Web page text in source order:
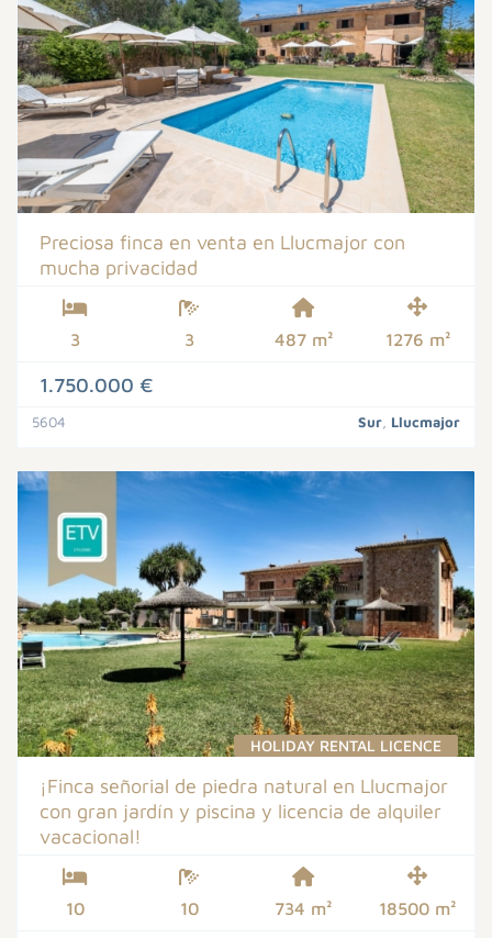
Preciosa finca en venta en Llucmajor con
mucha privacidad
3 3 487 m² 1276 m²
1.750.000 €
5604 Sur Llucmajor
HOLIDAY RENTAL LICENCE
¡Finca señorial de piedra natural en Llucmajor
con gran jardín y piscina y licencia de alquiler
vacacional!
10 10 734 m² 18500 m²